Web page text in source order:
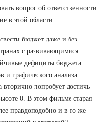
вопрос об ответственности
в этой области.
бюджет даже и без
с развивающимися
дефициты бюджета.
и графического анализа
вторично попробует достичь
0. В этом фильме старая
правдоподобно и в то же